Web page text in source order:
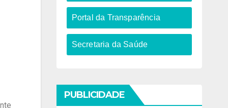
Portal da Transparência
Secretaria da Saúde
PUBLICIDADE